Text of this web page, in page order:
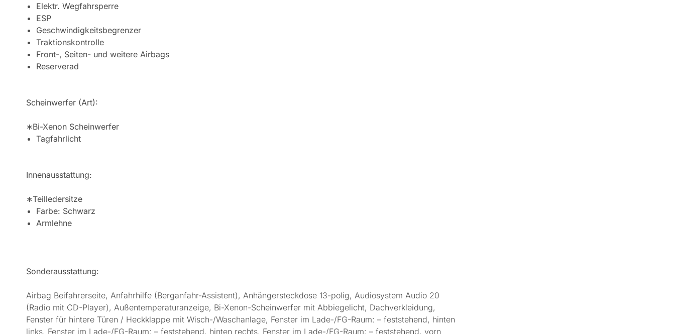
Elektr. Wegfahrsperre
ESP
Geschwindigkeitsbegrenzer
Traktionskontrolle
Front-, Seiten- und weitere Airbags
Reserverad
Scheinwerfer (Art):
∗Bi-Xenon Scheinwerfer
Tagfahrlicht
Innenausstattung:
∗Teilledersitze
Farbe: Schwarz
Armlehne
Sonderausstattung:
Airbag Beifahrerseite, Anfahrhilfe (Berganfahr-Assistent), Anhängersteckdose 13-polig, Audiosystem Audio 20
(Radio mit CD-Player), Außentemperaturanzeige, Bi-Xenon-Scheinwerfer mit Abbiegelicht, Dachverkleidung,
Fenster für hintere Türen / Heckklappe mit Wisch-/Waschanlage, Fenster im Lade-/FG-Raum: – feststehend, hinten
links, Fenster im Lade-/FG-Raum: – feststehend, hinten rechts, Fenster im Lade-/FG-Raum: – feststehend, vorn